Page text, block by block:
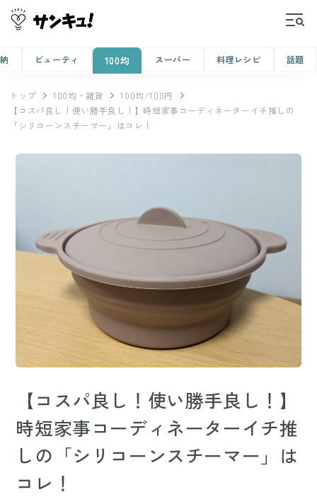
ビューティ 100均 スーパー 料理レシピ 話題
トップ 100均・雑貨
100均/100円
【コスパ良し！使い勝手良し！】時短家事コーディネーターイチ推しの
「シリコーンスチーマー」はコレ！
【コスパ良し！使い勝手良し！】
時短家事コーディネーターイチ推
しの「シリコーンスチーマー」は
コレ！